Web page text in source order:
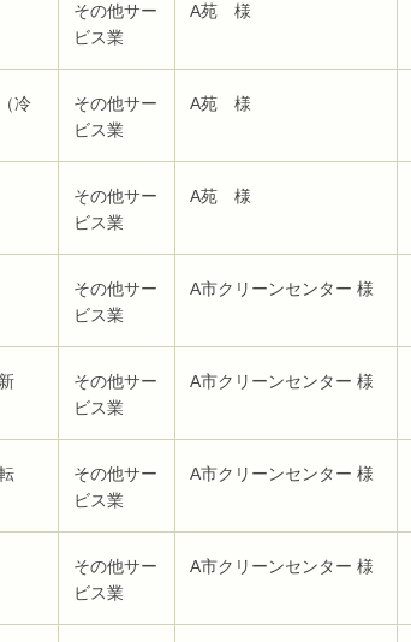
その他サー
ビス業
A苑 様
冷
その他サー
ビス業
A苑 様
その他サー
ビス業
A苑 様
その他サー
ビス業
A市クリーンセンター 様
その他サー
ビス業
A市クリーンセンター 様
その他サー
ビス業
A市クリーンセンター 様
その他サー
ビス業
A市クリーンセンター 様